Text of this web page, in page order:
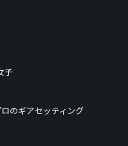
子
ロのギアセッティング